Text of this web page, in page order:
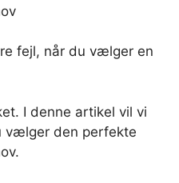
fejl, når du vælger en
I denne artikel vil vi
vælger den perfekte